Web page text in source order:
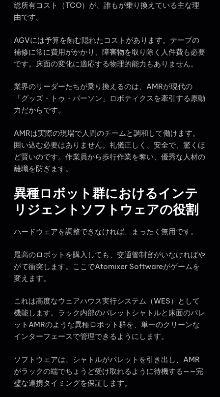
総所有コスト（TCO）が、誰もが乗り換えている主な理
由です。
AGVには予算を蝕む隠れたコストがあります。テープの
補修に常に費用がかかり、障害物を取り除く人件費も必要
です。床面の変化に適応する物理的能力もありません。
業界のリーダーたちが乗り換えるのは、AMRが現代の
「グッズ・トゥ・パーソン」ロボティクスを牽引する原動
力だからです。
AMRは実際の現場で人間のチームと調和して働けます。
囲い込む必要はありません。礼儀正しく、安全で、驚くほ
ど賢いのです。作業員から歩行作業を奪い、優秀な人材の
離職を防ぎます。
異種ロボット群におけるインテ
リジェントソフトウェアの役割
ハードウェアを調整できなければ、まったく無用です。
最高のロボットを購入しても、交通管制官がいなければや
がて衝突します。ここでAtomixer Softwareがゲームを
変えます。
これは高度なウェアハウス実行システム（WES）として
機能します。ラック内部のパレットシャトルと床面のパレ
ットAMRのような異種ロボット群を、単一のクリーンな
インターフェースで管理できるようにします。
ソフトウェアは、シャトルがパレットを引き出し、AMR
がラックの端でちょうど受け取れるように待機する——完
璧な連携タイミングを保証します。